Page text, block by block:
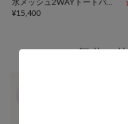
グ
¥15,400
気分で